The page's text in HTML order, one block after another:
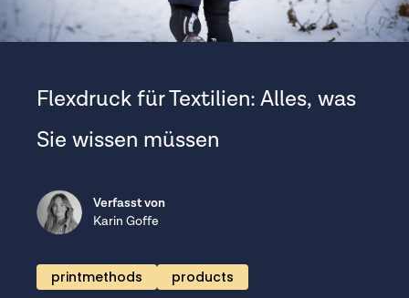
Flexdruck für Textilien: Alles, was
Sie wissen müssen
Verfasst von
Karin Goffe
printmethods products